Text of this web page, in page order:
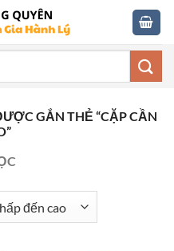
GẮN THẺ “CẶP CẦN